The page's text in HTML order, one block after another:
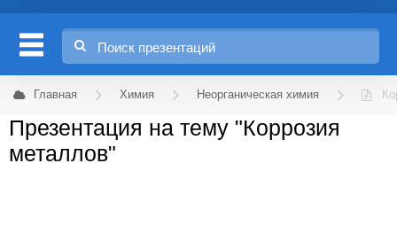
Главная Химия Неорганическая химия
Презентация на тему "Коррозия
металлов"